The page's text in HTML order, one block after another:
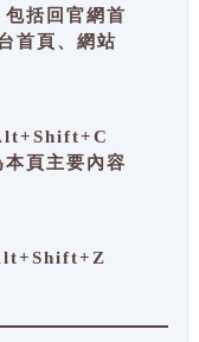
括回官網首
首頁、網站
頁主要內容